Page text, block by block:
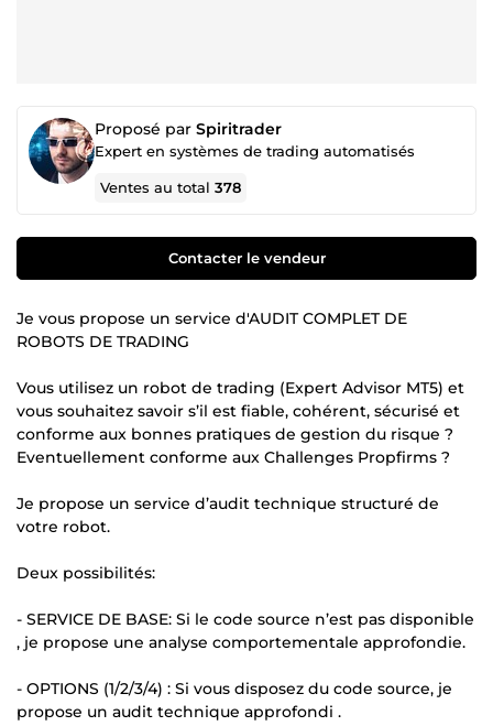
Proposé par Spiritrader
Expert en systèmes de trading automatisés
Ventes au total378
Contacter le vendeur
Je vous propose un service d'AUDIT COMPLET DE
ROBOTS DE TRADING
Vous utilisez un robot de trading (Expert Advisor MT5) et
vous souhaitez savoir s’il est fiable, cohérent, sécurisé et
conforme aux bonnes pratiques de gestion du risque ?
Eventuellement conforme aux Challenges Propfirms ?
Je propose un service d’audit technique structuré de
votre robot.
Deux possibilités:
- SERVICE DE BASE: Si le code source n’est pas disponible
, je propose une analyse comportementale approfondie.
- OPTIONS (1/2/3/4) : Si vous disposez du code source, je
propose un audit technique approfondi .